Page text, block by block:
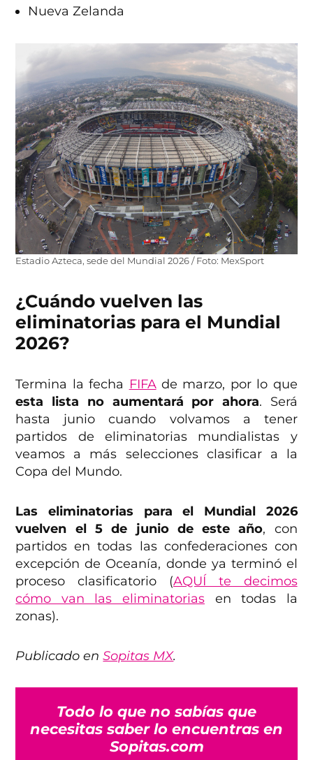
Nueva Zelanda
Estadio Azteca, sede del Mundial 2026 / Foto: MexSport
¿Cuándo vuelven las
eliminatorias para el Mundial
2026?
Termina la fecha FIFAde marzo, por lo que
esta lista no aumentará por ahora. Será
hasta junio cuando volvamos a tener
partidos de eliminatorias mundialistas y
veamos a más selecciones clasificar a la
Copa del Mundo.
Las eliminatorias para el Mundial 2026
vuelven el 5 de junio de este año, con
partidos en todas las confederaciones con
excepción de Oceanía, donde ya terminó el
proceso clasificatorio (AQUÍ te decimos
cómo van las eliminatorias en todas la
zonas).
Publicado enSopitas MX.
Todo lo que no sabías que
necesitas saber lo encuentras en
Sopitas.com